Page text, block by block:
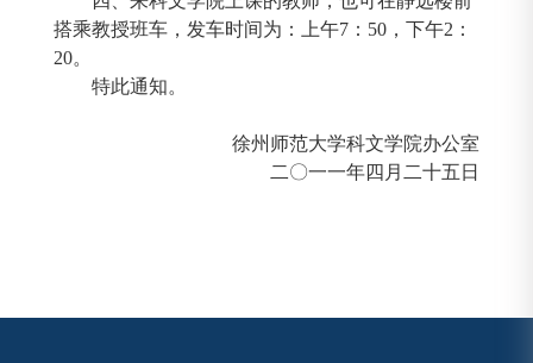
搭乘教授班车，发车时间为：上午7 ： 50 ，下午2 ：
20。
特此通知。
徐州师范大学科文学院办公室
二〇一一年四月二十五日